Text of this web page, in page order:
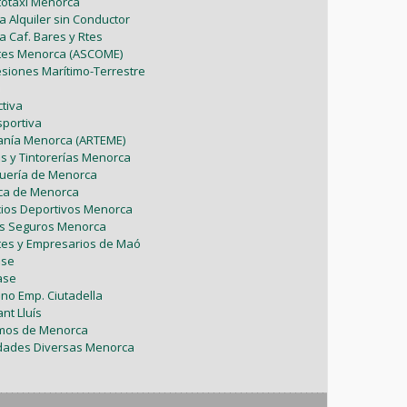
Febrero (6)
Enero (7)
Marzo (9)
Febrero (4)
Abril (6)
Marzo (8)
Febrero (7)
Enero (1)
Mayo (5)
Abril (8)
Marzo (5)
Febrero (1)
Enero (2)
Julio (2)
Junio (8)
Abril (4)
Marzo (9)
Febrero (6)
Enero (2)
Alquiler sin Conductor
Caf. Bares y Rtes
Menorca (ASCOME)
Marítimo-Terrestre
Menorca (ARTEME)
y Tintorerías Menorca
de Menorca
de Menorca
Deportivos Menorca
Seguros Menorca
y Empresarios de Maó
Emp. Ciutadella
Lluís
de Menorca
Diversas Menorca